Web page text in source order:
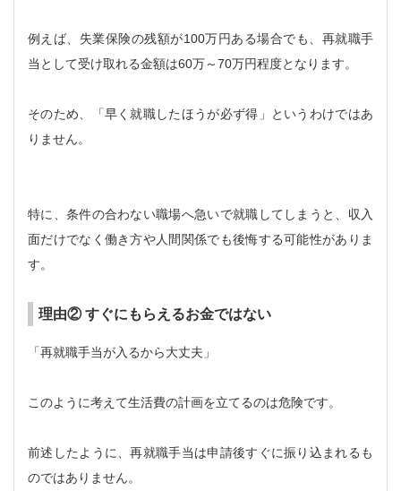
例えば、失業保険の残額が100万円ある場合でも、再就職手
当として受け取れる金額は60万～70万円程度となります。
そのため、「早く就職したほうが必ず得」というわけではあ
りません。
特に、条件の合わない職場へ急いで就職してしまうと、収入
面だけでなく働き方や人間関係でも後悔する可能性がありま
す。
理由② すぐにもらえるお金ではない
「再就職手当が入るから大丈夫」
このように考えて生活費の計画を立てるのは危険です。
前述したように、再就職手当は申請後すぐに振り込まれるも
のではありません。